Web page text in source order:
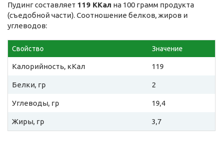
Пудинг составляет 119 ККал на 100 грамм продукта
(съедобной части). Соотношение белков, жиров и
углеводов:
Свойство Значение
Калорийность, кКал 119
Белки, гр 2
Углеводы, гр 19,4
Жиры, гр 3,7